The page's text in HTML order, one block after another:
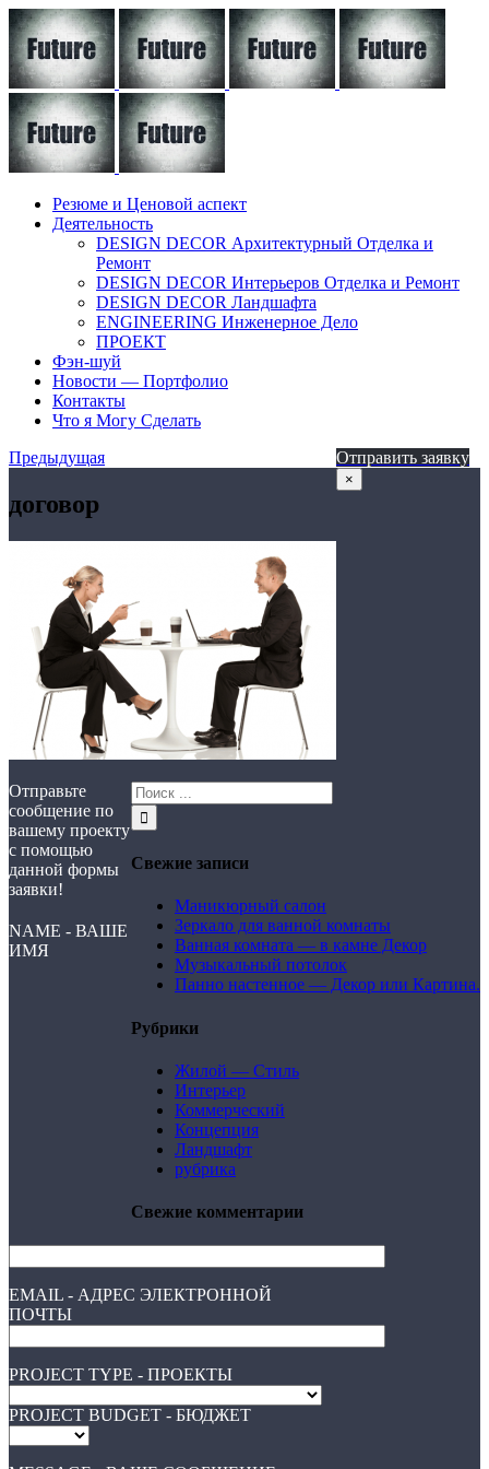
Резюме и Ценовой аспект
Деятельность
DESIGN DECOR Архитектурный Отделка и
Ремонт
DESIGN DECOR Интерьеров Отделка и Ремонт
DESIGN DECOR Ландшафта
ENGINEERING Инженерное Дело
ПРОЕКТ
Фэн-шуй
Новости — Портфолио
Контакты
Что я Могу Сделать
Предыдущая
договор
Свежие записи
Маникюрный салон
Зеркало для ванной комнаты
Ванная комната — в камне Декор
Музыкальный потолок
Панно настенное — Декор или Картина.
Рубрики
Жилой — Стиль
Интерьер
Коммерческий
Концепция
Ландшафт
рубрика
Свежие комментарии
Отправить заявку
×
Отправьте
сообщение по
вашему проекту
с помощью
данной формы
заявки!
NAME - ВАШЕ
ИМЯ
EMAIL - АДРЕС ЭЛЕКТРОННОЙ
ПОЧТЫ
PROJECT TYPE - ПРОЕКТЫ
PROJECT BUDGET - БЮДЖЕТ